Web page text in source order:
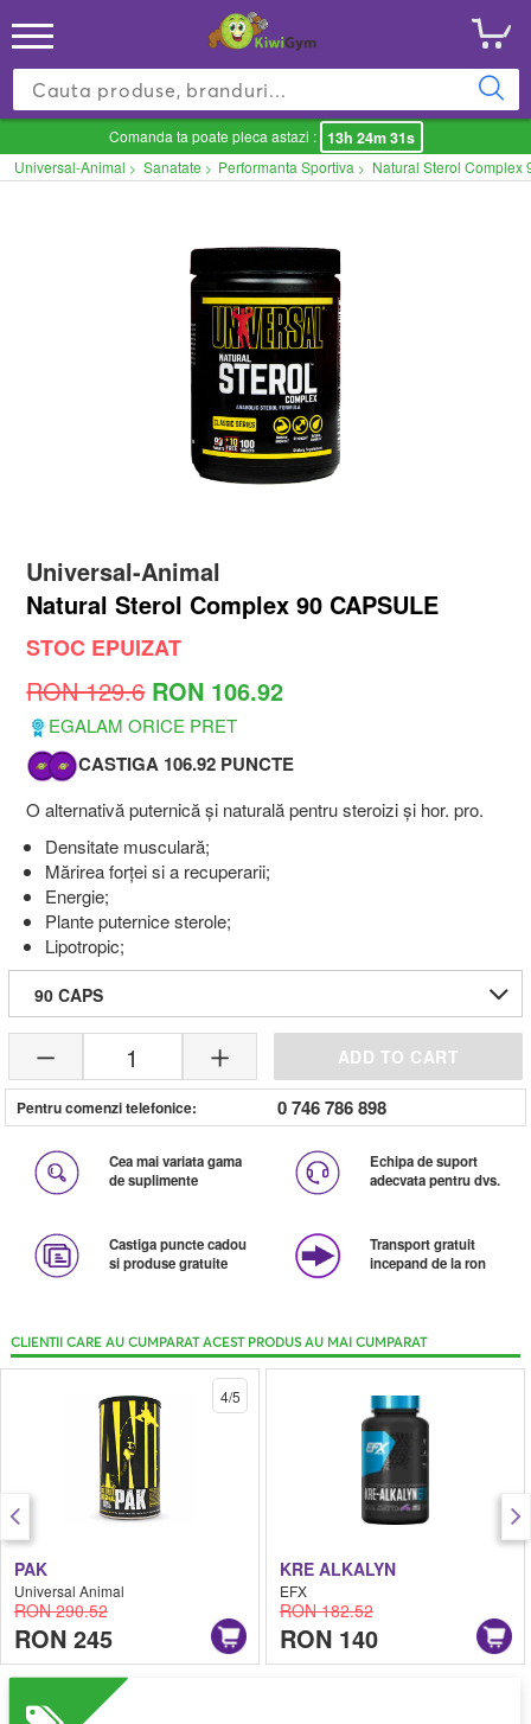
Comanda ta poate pleca astazi : 13h 24m 31s
Universal-Animal > Sanatate > Performanta Sportiva > Natural Sterol Complex
Universal-Animal
Natural Sterol Complex 90 CAPSULE
STOC EPUIZAT
RON 129.6 RON 106.92
EGALAM ORICE PRET
CASTIGA 106.92 PUNCTE
O alternativă puternică și naturală pentru steroizi și hor. pro.
Densitate musculară;
Mărirea forței si a recuperarii;
Energie;
Plante puternice sterole;
Lipotropic;
90 CAPS
1 ADD TO CART
Pentru comenzi telefonice: 0 746 786 898
Cea mai variata gama
de suplimente
Echipa de suport
adecvata pentru dvs.
Castiga puncte cadou
si produse gratuite
Transport gratuit
incepand de la ron
CLIENTII CARE AU CUMPARAT ACEST PRODUS AU MAI CUMPARAT
PAK
Universal Animal
RON 290.52
RON 245
4/5
KRE ALKALYN
EFX
RON 182.52
RON 140